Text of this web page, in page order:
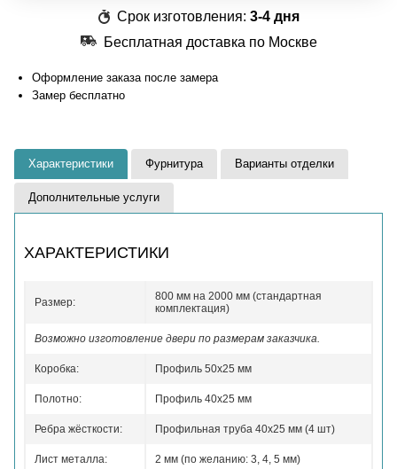
Срок изготовления: 3-4 дня
Бесплатная доставка по Москве
Оформление заказа после замера
Замер бесплатно
Характеристики Фурнитура Варианты отделки
Дополнительные услуги
ХАРАКТЕРИСТИКИ
Размер:
800 мм на 2000 мм (стандартная
комплектация)
Возможно изготовление двери по размерам заказчика.
Коробка: Профиль 50x25 мм
Полотно: Профиль 40x25 мм
Ребра жёсткости: Профильная труба 40х25 мм (4 шт)
Лист металла: 2 мм (по желанию: 3, 4, 5 мм)